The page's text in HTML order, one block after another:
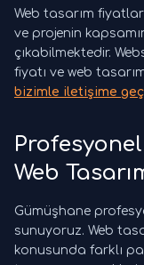
Web tasarım
ve projenin
çıkabilmektedir.
fiyatı ve web
bizimle iletişime
Web
Gümüşhane
sunuyoruz. Web
konusunda farklı